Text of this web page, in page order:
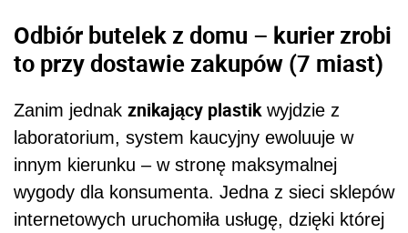
Odbiór butelek z domu – kurier zrobi
to przy dostawie zakupów (7 miast)
Zanim jednak znikający plastik wyjdzie z
laboratorium, system kaucyjny ewoluuje w
innym kierunku – w stronę maksymalnej
wygody dla konsumenta. Jedna z sieci sklepów
internetowych uruchomiła usługę, dzięki której